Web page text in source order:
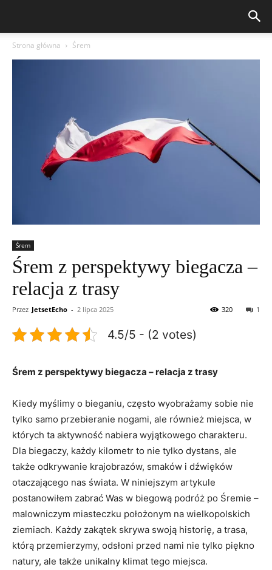
Strona główna Śrem
Śrem
Śrem z perspektywy biegacza –
relacja z trasy
Przez JetsetEcho - 2 lipca 2025 1
320
4.5/5 - (2 votes)
Śrem z perspektywy⁣ biegacza – relacja z trasy
Kiedy myślimy o ⁢bieganiu, często wyobrażamy sobie nie
tylko samo przebieranie ​nogami, ⁣ale również⁣ miejsca, w
których ​ta aktywność nabiera wyjątkowego charakteru.
Dla biegaczy, każdy kilometr to nie tylko dystans, ale
także odkrywanie krajobrazów, smaków i dźwięków
otaczającego nas świata. W ​niniejszym artykule
postanowiłem ‌zabrać Was w biegową⁤ podróż⁤ po⁣ Śremie –
malowniczym miasteczku położonym‍ na ⁤wielkopolskich
ziemiach. Każdy zakątek skrywa swoją historię, a ⁢trasa,
którą przemierzymy, odsłoni przed ​nami​ nie tylko piękno
natury, ale także unikalny klimat tego miejsca.